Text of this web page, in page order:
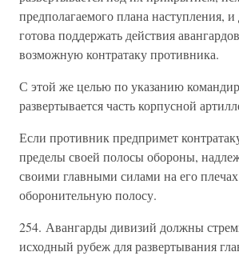
предполагаемого плана наступления,
готова поддержать действия
возможную контратаку противника.
С этой же целью по указанию
развертывается часть корпусной
Если противник предпримет
пределы своей полосы обороны,
своими главными силами на его плечах
оборонительную полосу.
254. Авангарды дивизий должны
исходный рубеж для развертывания